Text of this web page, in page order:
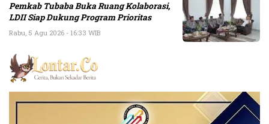
Pemkab Tubaba Buka Ruang Kolaborasi,
LDII Siap Dukung Program Prioritas
Rabu, 5 Agu 2026 - 16:33 WIB